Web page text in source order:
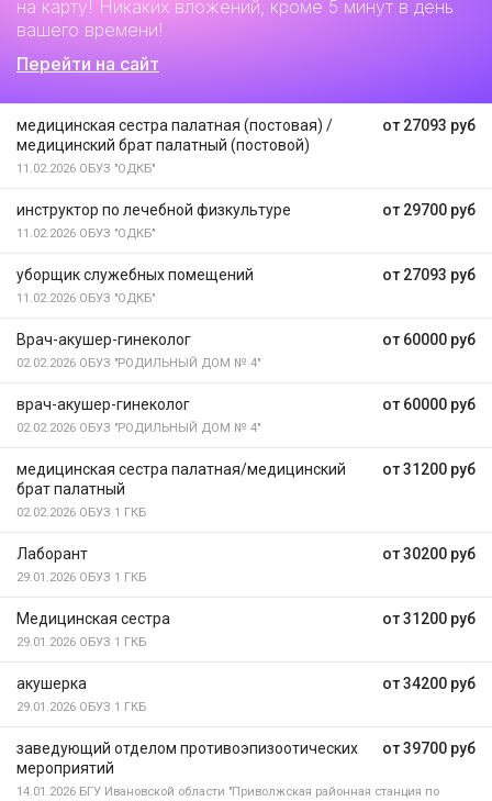
на карту! Никаких вложений, кроме 5 минут в день
вашего времени!
Перейти на сайт
от 27093 руб
медицинская сестра палатная (постовая) /
медицинский брат палатный (постовой)
11.02.2026 ОБУЗ "ОДКБ"
от 29700 руб
инструктор по лечебной физкультуре
11.02.2026 ОБУЗ "ОДКБ"
от 27093 руб
уборщик служебных помещений
11.02.2026 ОБУЗ "ОДКБ"
от 60000 руб
Врач-акушер-гинеколог
02.02.2026 ОБУЗ "РОДИЛЬНЫЙ ДОМ № 4"
от 60000 руб
врач-акушер-гинеколог
02.02.2026 ОБУЗ "РОДИЛЬНЫЙ ДОМ № 4"
от 31200 руб
медицинская сестра палатная/медицинский
брат палатный
02.02.2026 ОБУЗ 1 ГКБ
от 30200 руб
Лаборант
29.01.2026 ОБУЗ 1 ГКБ
от 31200 руб
Медицинская сестра
29.01.2026 ОБУЗ 1 ГКБ
от 34200 руб
акушерка
29.01.2026 ОБУЗ 1 ГКБ
от 39700 руб
заведующий отделом противоэпизоотических
мероприятий
14.01.2026 БГУ Ивановской области "Приволжская районная станция по